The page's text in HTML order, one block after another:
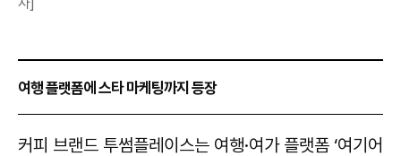
사]
여행 플랫폼에 스타 마케팅까지 등장
커피 브랜드 투썸플레이스는 여행·여가 플랫폼 ‘여기어